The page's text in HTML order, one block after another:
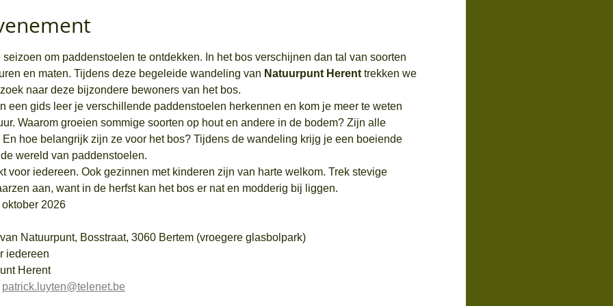
om paddenstoelen te ontdekken. In het bos verschijnen dan tal van soorten
en maten. Tijdens deze begeleide wandeling van Natuurpunt Herent trekken we
naar deze bijzondere bewoners van het bos.
een gids leer je verschillende paddenstoelen herkennen en kom je meer te weten
Waarom groeien sommige soorten op hout en andere in de bodem? Zijn alle
hoe belangrijk zijn ze voor het bos? Tijdens de wandeling krijg je een boeiende
wereld van paddenstoelen.
voor iedereen. Ook gezinnen met kinderen zijn van harte welkom. Trek stevige
aan, want in de herfst kan het bos er nat en modderig bij liggen.
2026
Natuurpunt, Bosstraat, 3060 Bertem (vroegere glasbolpark)
iedereen
Herent
patrick.luyten@telenet.be